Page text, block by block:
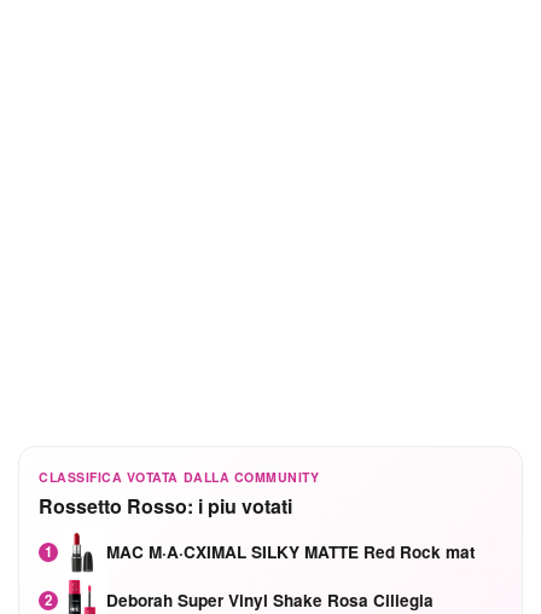
CLASSIFICA VOTATA DALLA COMMUNITY
Rossetto Rosso: i piu votati
1 MAC M·A·CXIMAL SILKY MATTE Red Rock mat
2 Deborah Super Vinyl Shake Rosa Ciliegia